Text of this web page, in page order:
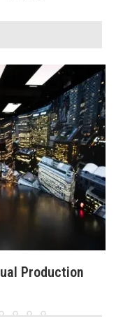
Production